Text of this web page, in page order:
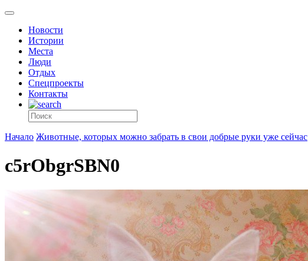
Новости
Истории
Места
Люди
Отдых
Спецпроекты
Контакты
Начало Животные, которых можно забрать в свои добрые руки уже сейчас
c5rObgrSBN0